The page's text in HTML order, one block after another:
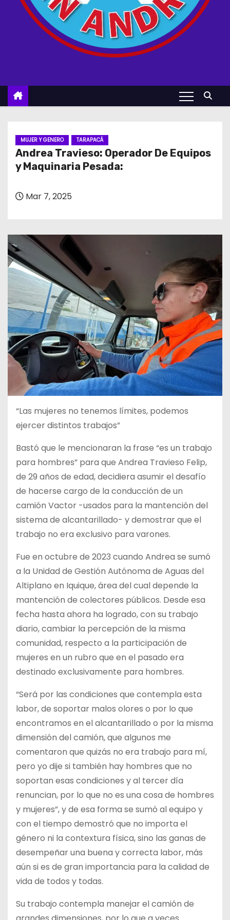
MUJER Y GENERO TARAPACÁ
Andrea Travieso: Operador De Equipos
y Maquinaria Pesada:
Mar 7, 2025
“Las mujeres no tenemos límites, podemos
ejercer distintos trabajos”
Bastó que le mencionaran la frase “es un trabajo
para hombres” para que Andrea Travieso Felip,
de 29 años de edad, decidiera asumir el desafío
de hacerse cargo de la conducción de un
camión Vactor -usados para la mantención del
sistema de alcantarillado- y demostrar que el
trabajo no era exclusivo para varones.
Fue en octubre de 2023 cuando Andrea se sumó
a la Unidad de Gestión Autónoma de Aguas del
Altiplano en Iquique, área del cual depende la
mantención de colectores públicos. Desde esa
fecha hasta ahora ha logrado, con su trabajo
diario, cambiar la percepción de la misma
comunidad, respecto a la participación de
mujeres en un rubro que en el pasado era
destinado exclusivamente para hombres.
“Será por las condiciones que contempla esta
labor, de soportar malos olores o por lo que
encontramos en el alcantarillado o por la misma
dimensión del camión, que algunos me
comentaron que quizás no era trabajo para mí,
pero yo dije si también hay hombres que no
soportan esas condiciones y al tercer día
renuncian, por lo que no es una cosa de hombres
y mujeres”, y de esa forma se sumó al equipo y
con el tiempo demostró que no importa el
género ni la contextura física, sino las ganas de
desempeñar una buena y correcta labor, más
aún si es de gran importancia para la calidad de
vida de todos y todas.
Su trabajo contempla manejar el camión de